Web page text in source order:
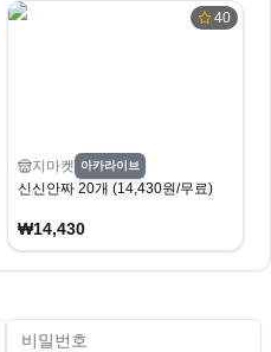
개 골라담기(2개 증정)
40
지마켓 아카라이브
신신안짜 20개 (14,430원/무료)
₩14,430